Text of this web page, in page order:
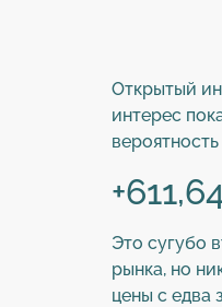
Открытый
интерес
Это сугубо
рынка, но
цены с едва